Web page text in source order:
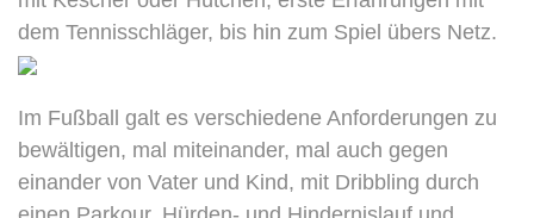
dem Tennisschläger, bis hin zum Spiel übers Netz.
Im Fußball galt es verschiedene Anforderungen zu
bewältigen, mal miteinander, mal auch gegen
einander von Vater und Kind, mit Dribbling durch